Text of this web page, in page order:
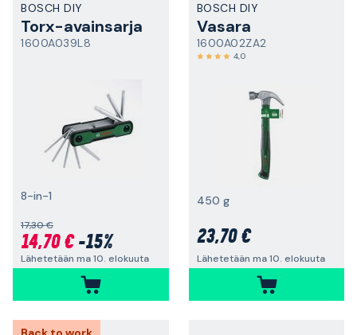
BOSCH DIY
Torx-avainsarja
1600A039L8
8-in-1
17,30 €
14,70 €-15%
Lähetetään ma 10. elokuuta
BOSCH DIY
Vasara
1600A02ZA2
4,0
450 g
23,70 €
Lähetetään ma 10. elokuuta